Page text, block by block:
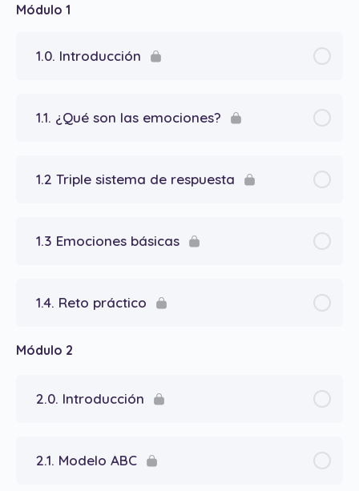
Módulo 1
1.0. Introducción
1.1. ¿Qué son las emociones?
1.2 Triple sistema de respuesta
1.3 Emociones básicas
1.4. Reto práctico
Módulo 2
2.0. Introducción
2.1. Modelo ABC